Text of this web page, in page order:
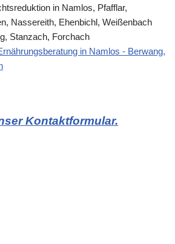
Kontaktformular.